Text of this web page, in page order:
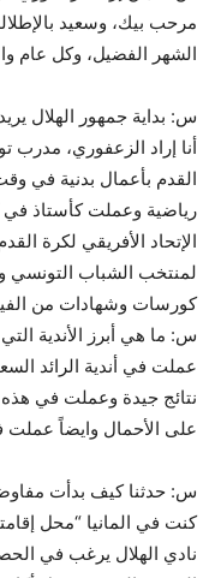
مرحب بيك، وسعيد
الشهر الفضيل، وكل عام
س: بداية جمهور الهلال
أنا إراد الزعفوري، مدرب
القدم بأعمال بدنية في
الإتحاد الأفريقي لكرة
لمنتخب الشباب التونسي
كورسات وشهادات من
س: ما هي أبرز الأندية
عملت في أندية الرائد
نتائج جيدة وعملت في
على الأحمال وايضاً
س: حدثنا كيف بدأت
كنت في المانيا “محل
نادي الهلال يرغب في